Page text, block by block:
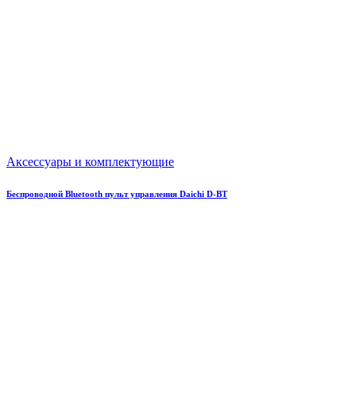
Аксессуары и комплектующие
Беспроводной Bluetooth пульт управления Daichi D-BT